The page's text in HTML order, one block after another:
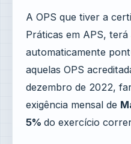
A OPS que tiver a
Práticas em APS, terá
automaticamente
aquelas OPS
dezembro de 2022,
exigência mensal de
5% do exercício